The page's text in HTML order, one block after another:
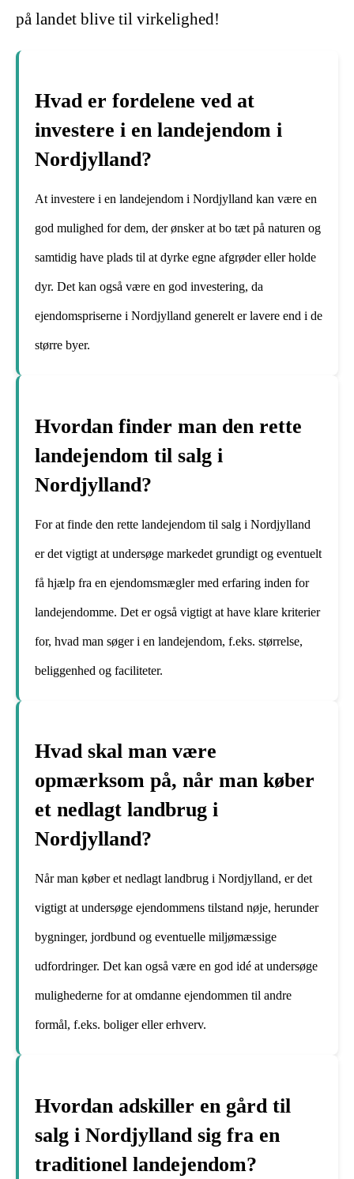
på landet blive til virkelighed!
Hvad er fordelene ved at
investere i en landejendom i
Nordjylland?
At investere i en landejendom i Nordjylland kan være en
god mulighed for dem, der ønsker at bo tæt på naturen og
samtidig have plads til at dyrke egne afgrøder eller holde
dyr. Det kan også være en god investering, da
ejendomspriserne i Nordjylland generelt er lavere end i de
større byer.
Hvordan finder man den rette
landejendom til salg i
Nordjylland?
For at finde den rette landejendom til salg i Nordjylland
er det vigtigt at undersøge markedet grundigt og eventuelt
få hjælp fra en ejendomsmægler med erfaring inden for
landejendomme. Det er også vigtigt at have klare kriterier
for, hvad man søger i en landejendom, f.eks. størrelse,
beliggenhed og faciliteter.
Hvad skal man være
opmærksom på, når man køber
et nedlagt landbrug i
Nordjylland?
Når man køber et nedlagt landbrug i Nordjylland, er det
vigtigt at undersøge ejendommens tilstand nøje, herunder
bygninger, jordbund og eventuelle miljømæssige
udfordringer. Det kan også være en god idé at undersøge
mulighederne for at omdanne ejendommen til andre
formål, f.eks. boliger eller erhverv.
Hvordan adskiller en gård til
salg i Nordjylland sig fra en
traditionel landejendom?